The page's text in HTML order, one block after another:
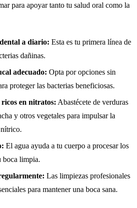
para apoyar tanto tu salud oral como la
a diario: Esta es tu primera línea de
dañinas.
adecuado: Opta por opciones sin
proteger las bacterias beneficiosas.
en nitratos: Abastécete de verduras
y otros vegetales para impulsar la
El agua ayuda a tu cuerpo a procesar los
boca limpia.
Las limpiezas profesionales
para mantener una boca sana.